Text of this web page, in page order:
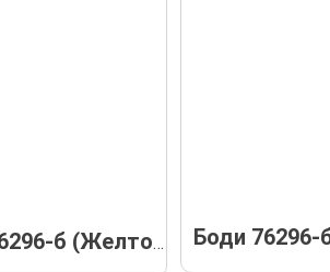
Боди 76296-б (Желтое)